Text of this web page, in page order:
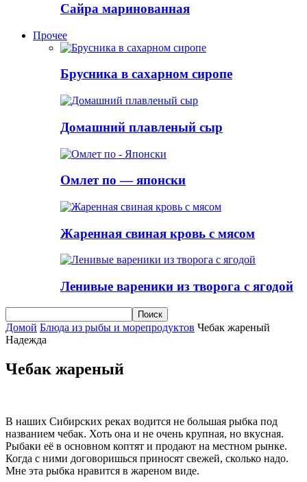
Сайра маринованная
Прочее
Брусника в сахарном сиропе
Домашний плавленый сыр
Омлет по — японски
Жаренная свиная кровь с мясом
Ленивые вареники из творога с ягодой
Домой Блюда из рыбы и морепродуктов Чебак жареный
Надежда
Чебак жареный
В наших Сибирских реках водится не большая рыбка под
названием чебак. Хоть она и не очень крупная, но вкусная.
Рыбаки её в основном коптят и продают на местном рынке.
Когда с ними договоришься приносят свежей, сколько надо.
Мне эта рыбка нравится в жареном виде.